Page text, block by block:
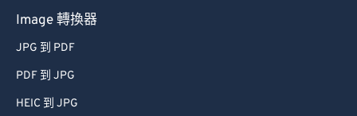
Image 轉換器
JPG 到 PDF
PDF 到 JPG
HEIC 到 JPG